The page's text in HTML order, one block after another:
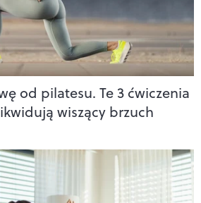
od pilatesu. Te 3 ćwiczenia
wiszący brzuch